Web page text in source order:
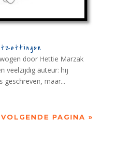
door Hettie Marzak
veelzijdig auteur: hij
geschreven, maar...
VOLGENDE PAGINA »